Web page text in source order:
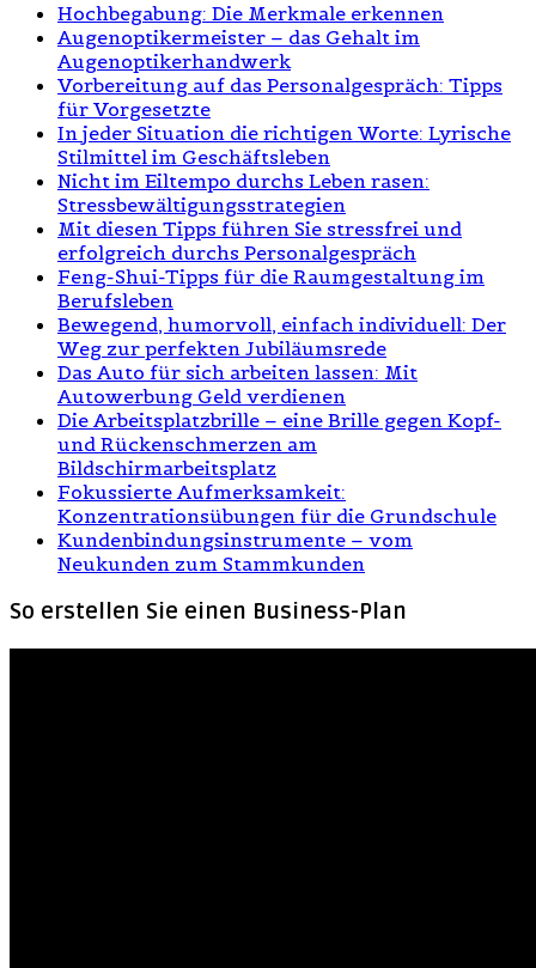
Hochbegabung: Die Merkmale erkennen
Augenoptikermeister – das Gehalt im
Augenoptikerhandwerk
Vorbereitung auf das Personalgespräch: Tipps
für Vorgesetzte
In jeder Situation die richtigen Worte: Lyrische
Stilmittel im Geschäftsleben
Nicht im Eiltempo durchs Leben rasen:
Stressbewältigungsstrategien
Mit diesen Tipps führen Sie stressfrei und
erfolgreich durchs Personalgespräch
Feng-Shui-Tipps für die Raumgestaltung im
Berufsleben
Bewegend, humorvoll, einfach individuell: Der
Weg zur perfekten Jubiläumsrede
Das Auto für sich arbeiten lassen: Mit
Autowerbung Geld verdienen
Die Arbeitsplatzbrille – eine Brille gegen Kopf-
und Rückenschmerzen am
Bildschirmarbeitsplatz
Fokussierte Aufmerksamkeit:
Konzentrationsübungen für die Grundschule
Kundenbindungsinstrumente – vom
Neukunden zum Stammkunden
So erstellen Sie einen Business-Plan